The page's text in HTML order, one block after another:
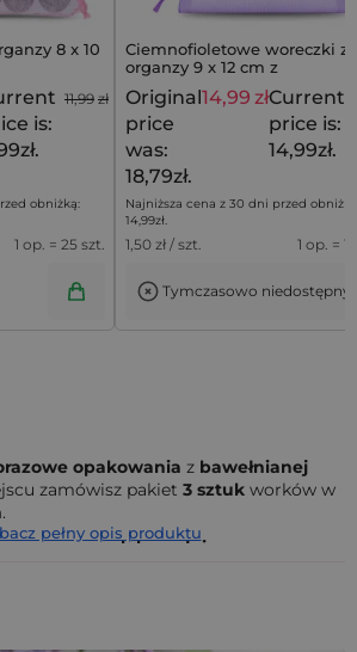
8 x 10
11,99 zł
is:
obniżką:
1 op. = 25 szt.
Ciemnofioletowe woreczki z
organzy 9 x 12 cm z
prowansalskim motywem
lawendy - 10 szt.
Original
price
was:
18,79zł.
14,99 złCurrent
price is:
14,99zł.
Najniższa cena z 30 dni przed
14,99zł.
1,50 zł / szt. 1 op. =
Tymczasowo niedostępny
do koszyka Dodaj do
opakowania z bawełnianej
zamówisz pakiet 3 sztuk worków w
.
woreczek bawełniany
tkaniną, która zawsze prezentuje się
wyróżnia się trwałością wykonania.
pełny opis produktu